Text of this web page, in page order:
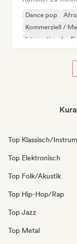
Dance pop
Kommerziell /
Internationaler
Top Klassisch/
Top Elektronisch
Top Folk/Akustik
Top Hip-Hop/Rap
Top Jazz
Top Metal